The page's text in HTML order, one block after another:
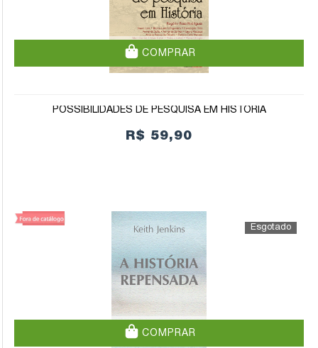
COMPRAR
POSSIBILIDADES DE PESQUISA EM HISTÓRIA
R$ 59,90
COMPRAR